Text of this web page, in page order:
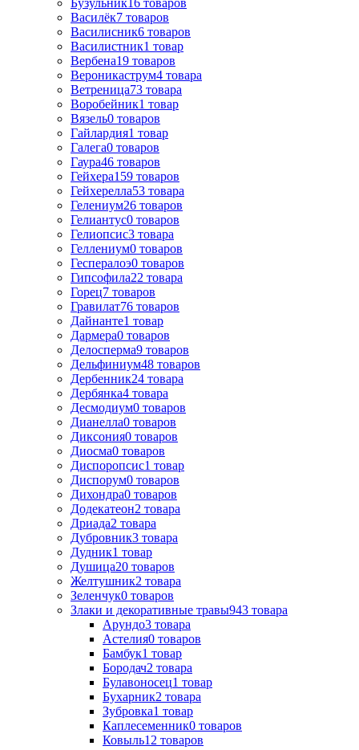
Василёк7 товаров
Василисник6 товаров
Василистник1 товар
Вербена19 товаров
Вероникаструм4 товара
Ветреница73 товара
Воробейник1 товар
Вязель0 товаров
Гайлардия1 товар
Галега0 товаров
Гаура46 товаров
Гейхера159 товаров
Гейхерелла53 товара
Гелениум26 товаров
Гелиантус0 товаров
Гелиопсис3 товара
Геллениум0 товаров
Геспералоэ0 товаров
Гипсофила22 товара
Горец7 товаров
Гравилат76 товаров
Дайнанте1 товар
Дармера0 товаров
Делосперма9 товаров
Дельфиниум48 товаров
Дербенник24 товара
Дербянка4 товара
Десмодиум0 товаров
Дианелла0 товаров
Диксония0 товаров
Диосма0 товаров
Диспоропсис1 товар
Диспорум0 товаров
Дихондра0 товаров
Додекатеон2 товара
Дриада2 товара
Дубровник3 товара
Дудник1 товар
Душица20 товаров
Желтушник2 товара
Зеленчук0 товаров
Злаки и декоративные травы943 товара
Арундо3 товара
Астелия0 товаров
Бамбук1 товар
Бородач2 товара
Булавоносец1 товар
Бухарник2 товара
Зубровка1 товар
Каплесеменник0 товаров
Ковыль12 товаров